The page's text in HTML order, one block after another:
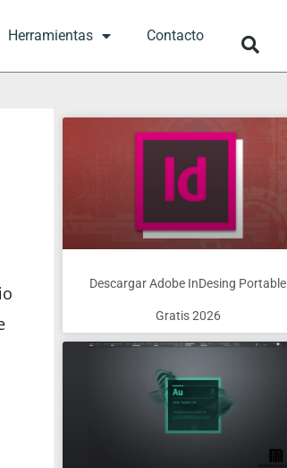
Herramientas Contacto
Descargar Adobe InDesing Portable
Gratis 2026